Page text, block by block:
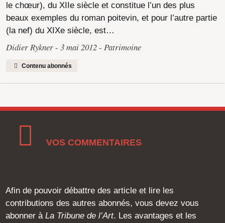
le chœur), du XIIe siècle et constitue l’un des plus
beaux exemples du roman poitevin, et pour l’autre partie
(la nef) du XIXe siècle, est…
Didier Rykner 3 mai 2012 Patrimoine
Contenu abonnés
VOS COMMENTAIRES
Afin de pouvoir débattre des article et lire les
contributions des autres abonnés, vous devez vous
abonner àLa Tribune de l’Art. Les avantages et les